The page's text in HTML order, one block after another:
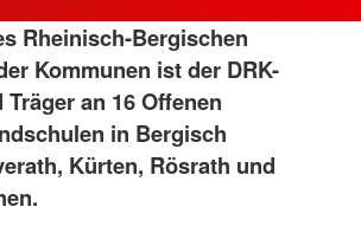
Rheinisch-Bergischen
Kommunen ist der DRK-
an 16 Offenen
in Bergisch
Kürten, Rösrath und